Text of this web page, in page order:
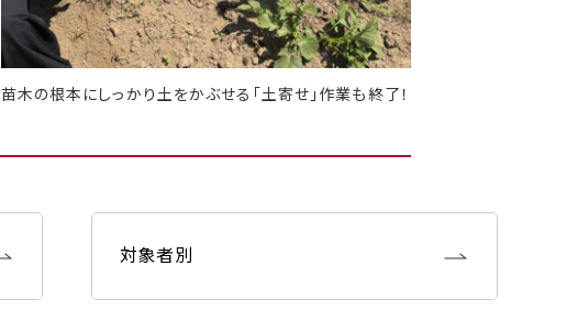
苗木の根本にしっかり土をかぶせる「土寄せ」作業も終了！
対象者別